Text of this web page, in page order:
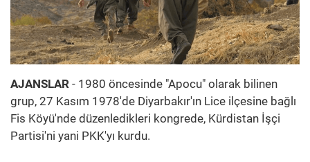
AJANSLAR - 1980 öncesinde "Apocu" olarak bilinen
grup, 27 Kasım 1978'de Diyarbakır'ın Lice ilçesine bağlı
Fis Köyü'nde düzenledikleri kongrede, Kürdistan İşçi
Partisi'ni yani PKK'yı kurdu.